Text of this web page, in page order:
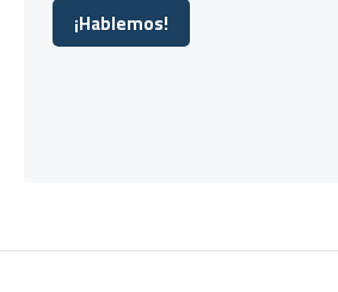
¡Hablemos!
¡Hablemos!